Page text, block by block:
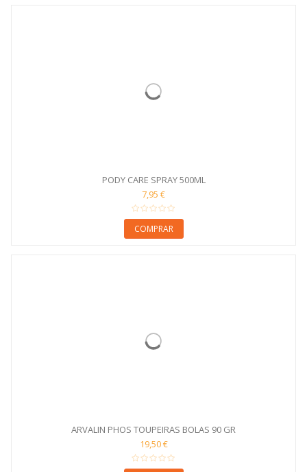
PODY CARE SPRAY 500ML
7,95 €
COMPRAR
ARVALIN PHOS TOUPEIRAS BOLAS 90 GR
19,50 €